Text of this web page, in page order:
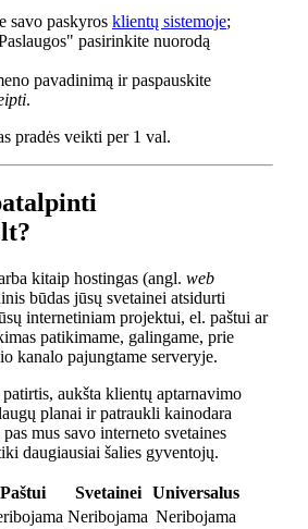
savo paskyros klientų sistemoje;
pasirinkite nuorodą
pavadinimą ir paspauskite
.
pradės veikti per 1 val.
kitaip hostingas (angl. web
būdas jūsų svetainei atsidurti
internetiniam projektui, el. paštui ar
patikimame, galingame, prie
kanalo pajungtame serveryje.
aukšta klientų aptarnavimo
planai ir patraukli kainodara
mus savo interneto svetaines
daugiausiai šalies gyventojų.
Paštui Svetainei
Universalus
Neribojama Neribojama